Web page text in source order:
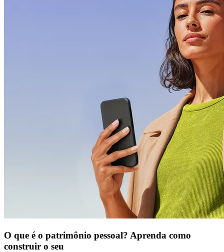
O que é o patrimônio pessoal? Aprenda como
construir o seu